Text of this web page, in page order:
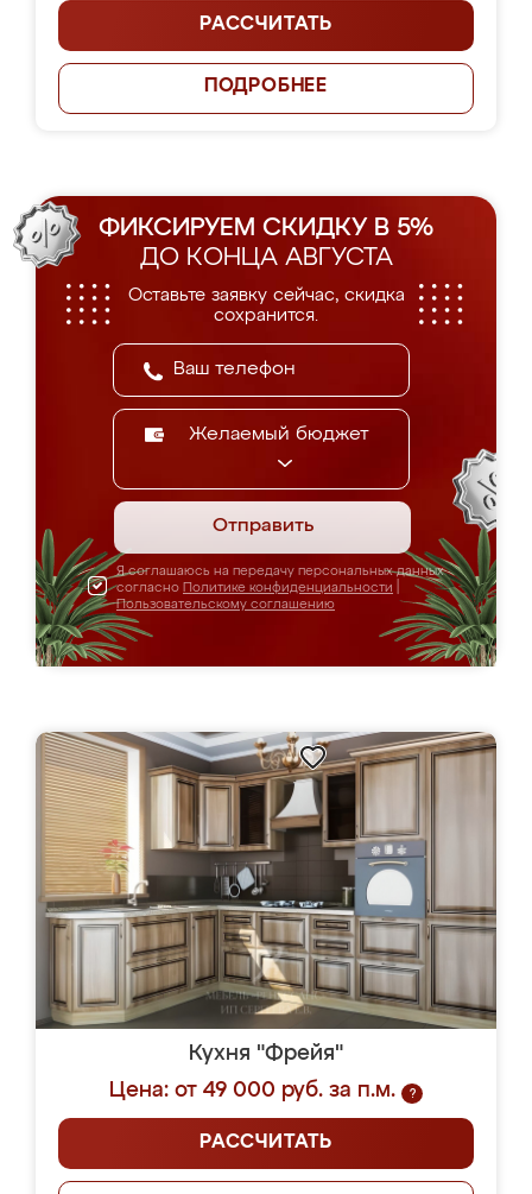
РАССЧИТАТЬ
ПОДРОБНЕЕ
ФИКСИРУЕМ СКИДКУ В 5%
ДО КОНЦА АВГУСТА
Оставьте заявку сейчас, скидка
сохранится.
Желаемый бюджет
Отправить
Я соглашаюсь на передачу персональных данных
согласно Политике конфиденциальности
Пользовательскому соглашению
Кухня "Фрейя"
Цена: от 49 000 руб. за п.м.
?
РАССЧИТАТЬ